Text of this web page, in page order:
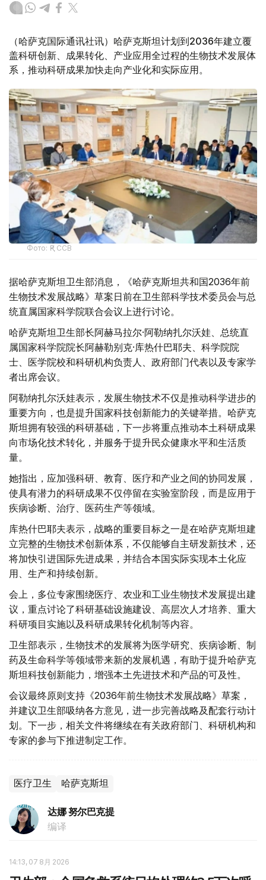
（哈萨克国际通讯社讯）哈萨克斯坦计划到2036年建立覆
盖科研创新、成果转化、产业应用全过程的生物技术发展体
系，推动科研成果加快走向产业化和实际应用。
Фото: ҚР ССВ
据哈萨克斯坦卫生部消息，《哈萨克斯坦共和国2036年前
生物技术发展战略》草案日前在卫生部科学技术委员会与总
统直属国家科学院联合会议上进行讨论。
哈萨克斯坦卫生部长阿赫马拉尔·阿勒纳扎尔沃娃、总统直
属国家科学院院长阿赫勒别克·库热什巴耶夫、科学院院
士、医学院校和科研机构负责人、政府部门代表以及专家学
者出席会议。
阿勒纳扎尔沃娃表示，发展生物技术不仅是推动科学进步的
重要方向，也是提升国家科技创新能力的关键举措。哈萨克
斯坦拥有较强的科研基础，下一步将重点推动本土科研成果
向市场化技术转化，并服务于提升民众健康水平和生活质
量。
她指出，应加强科研、教育、医疗和产业之间的协同发展，
使具有潜力的科研成果不仅停留在实验室阶段，而是应用于
疾病诊断、治疗、医药生产等领域。
库热什巴耶夫表示，战略的重要目标之一是在哈萨克斯坦建
立完整的生物技术创新体系，不仅能够自主研发新技术，还
将加快引进国际先进成果，并结合本国实际实现本土化应
用、生产和持续创新。
会上，多位专家围绕医疗、农业和工业生物技术发展提出建
议，重点讨论了科研基础设施建设、高层次人才培养、重大
科研项目实施以及科研成果转化机制等内容。
卫生部表示，生物技术的发展将为医学研究、疾病诊断、制
药及生命科学等领域带来新的发展机遇，有助于提升哈萨克
斯坦科技创新能力，增强本土先进技术和产品的可及性。
会议最终原则支持《2036年前生物技术发展战略》草案，
并建议卫生部吸纳各方意见，进一步完善战略及配套行动计
划。下一步，相关文件将继续在有关政府部门、科研机构和
专家的参与下推进制定工作。
医疗卫生 哈萨克斯坦
达娜 努尔巴克提
编译
14:13, 07 8月 2026